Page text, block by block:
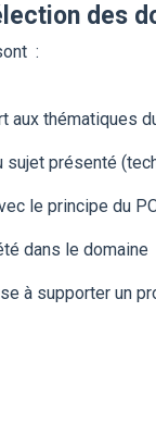
des
:
aux thématiques
sujet présenté
le principe du
dans le domaine
à supporter un